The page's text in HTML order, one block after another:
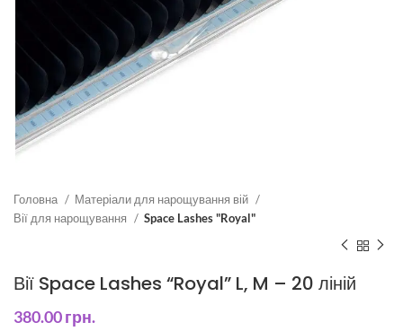
Головна
Матеріали для нарощування вій
Вії для нарощування
Space Lashes "Royal"
Вії Space Lashes “Royal” L, M – 20 ліній
380.00грн.